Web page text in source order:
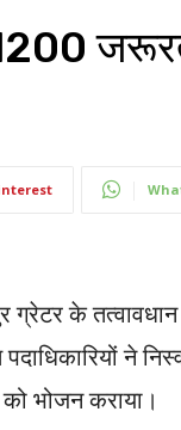
के तत्वावधान
ने
भोजन कराया।